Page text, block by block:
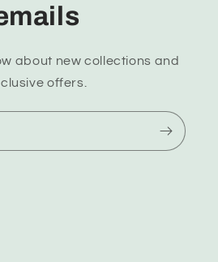
about new collections and
offers.